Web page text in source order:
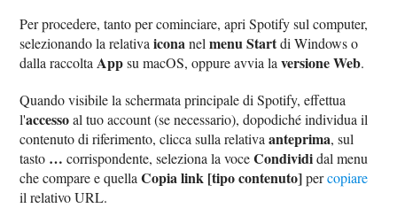
Per procedere, tanto per cominciare, apri Spotify sul computer,
selezionando la relativaiconanelmenu Startdi Windows o
dalla raccoltaAppsu macOS, oppure avvia laversione Web.
Quando visibile la schermata principale di Spotify, effettua
l'accessoal tuo account (se necessario), dopodiché individua il
contenuto di riferimento, clicca sulla relativaanteprima, sul
tasto … corrispondente, seleziona la voceCondivididal menu
che compare e quellaCopia link [tipo contenuto]percopiare
il relativo URL.